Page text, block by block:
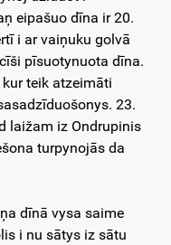
eipašuo dīna ir 20.
i ar vaiņuku golvā
pīsuotynuota dīna.
teik atzeimāti
23.
laižam iz Ondrupinis
turpynojās da
dīnā vysa saime
i nu sātys iz sātu